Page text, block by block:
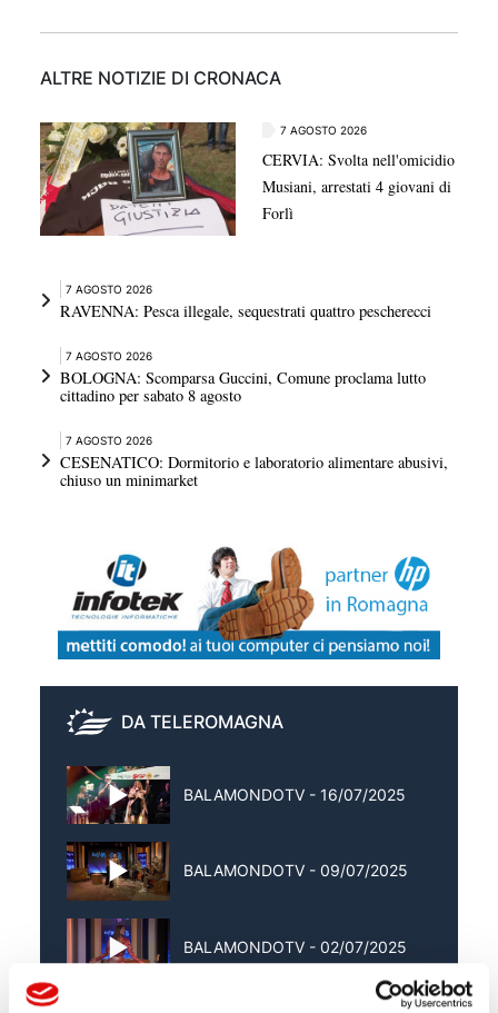
ALTRE NOTIZIE DI CRONACA
7 AGOSTO 2026
CERVIA: Svolta nell'omicidio
Musiani, arrestati 4 giovani di
Forlì
7 AGOSTO 2026
RAVENNA: Pesca illegale, sequestrati quattro pescherecci
7 AGOSTO 2026
BOLOGNA: Scomparsa Guccini, Comune proclama lutto
cittadino per sabato 8 agosto
7 AGOSTO 2026
CESENATICO: Dormitorio e laboratorio alimentare abusivi,
chiuso un minimarket
DA TELEROMAGNA
BALAMONDOTV - 16/07/2025
BALAMONDOTV - 09/07/2025
BALAMONDOTV - 02/07/2025